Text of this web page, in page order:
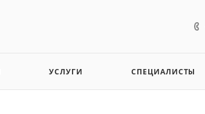
УСЛУГИ СПЕЦИАЛИСТЫ